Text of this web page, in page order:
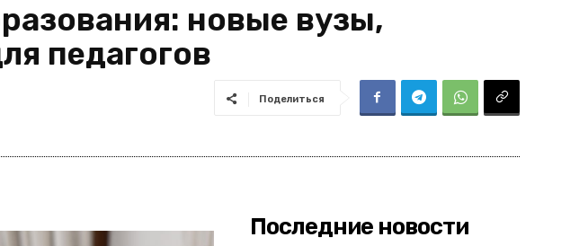
новые вузы,
педагогов
Поделиться
Последние новости